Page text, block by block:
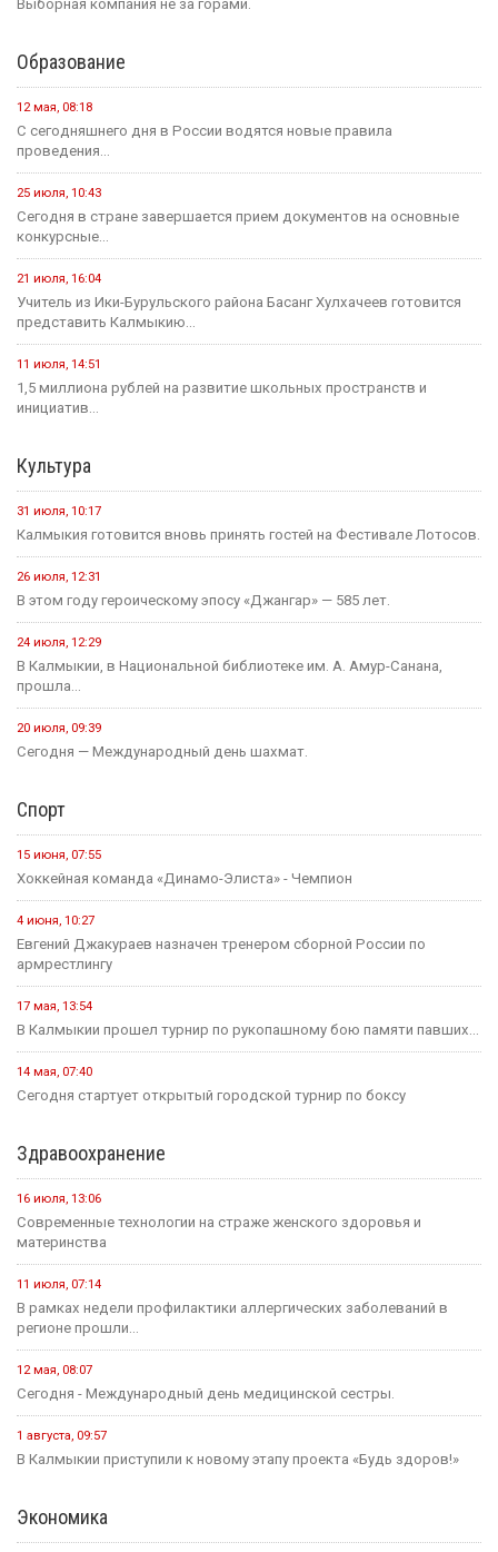
Выборная компания не за горами.
Образование
12 мая, 08:18
С сегодняшнего дня в России водятся новые правила
проведения...
25 июля, 10:43
Сегодня в стране завершается прием документов на основные
конкурсные...
21 июля, 16:04
Учитель из Ики-Бурульского района Басанг Хулхачеев готовится
представить Калмыкию...
11 июля, 14:51
1,5 миллиона рублей на развитие школьных пространств и
инициатив...
Культура
31 июля, 10:17
Калмыкия готовится вновь принять гостей на Фестивале Лотосов.
26 июля, 12:31
В этом году героическому эпосу «Джангар» — 585 лет.
24 июля, 12:29
В Калмыкии, в Национальной библиотеке им. А. Амур-Санана,
прошла...
20 июля, 09:39
Сегодня — Международный день шахмат.
Спорт
15 июня, 07:55
Хоккейная команда «Динамо-Элиста» - Чемпион
4 июня, 10:27
Евгений Джакураев назначен тренером сборной России по
армрестлингу
17 мая, 13:54
В Калмыкии прошел турнир по рукопашному бою памяти павших...
14 мая, 07:40
Сегодня стартует открытый городской турнир по боксу
Здравоохранение
16 июля, 13:06
Современные технологии на страже женского здоровья и
материнства
11 июля, 07:14
В рамках недели профилактики аллергических заболеваний в
регионе прошли...
12 мая, 08:07
Сегодня - Международный день медицинской сестры.
1 августа, 09:57
В Калмыкии приступили к новому этапу проекта «Будь здоров!»
Экономика